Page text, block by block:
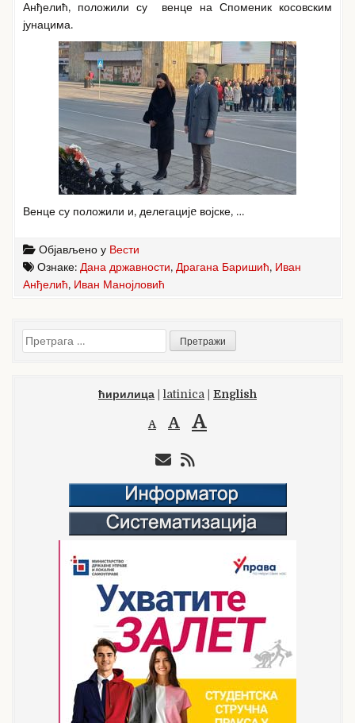
Анђелић, положили су венце на Споменик косовским
јунацима.
Венце су положили и, делегацијe војске, …
Објављено у Вести
Ознаке: Дана државности, Драгана Баришић, Иван
Анђелић, Иван Манојловић
Претрага
за:
ћирилица latinica English
A A A